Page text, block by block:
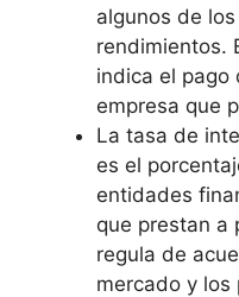
algunos de
rendimientos.
indica el pago
empresa que
La tasa de
es el
entidades
que prestan a
regula de
mercado y los